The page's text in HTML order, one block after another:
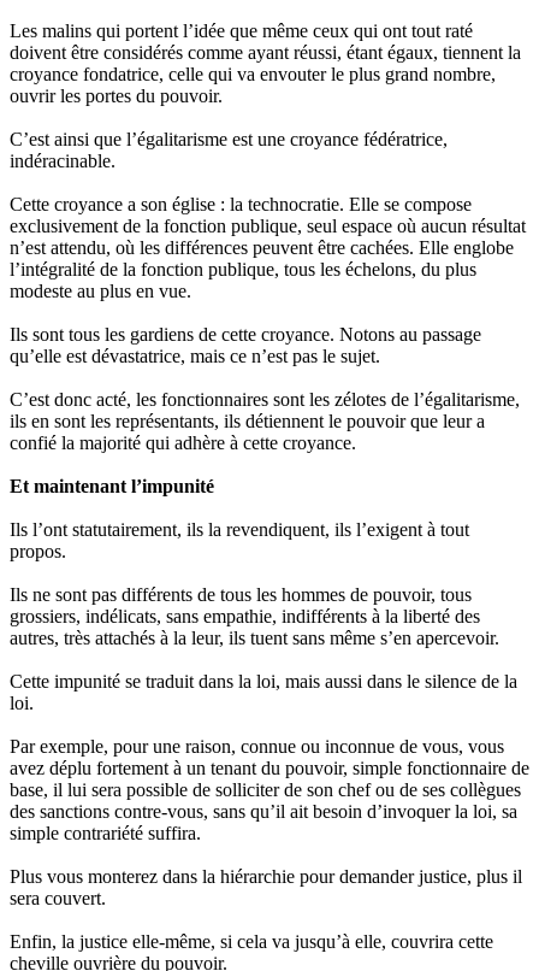
Les malins qui portent l’idée que même ceux qui ont tout raté
doivent être considérés comme ayant réussi, étant égaux, tiennent la
croyance fondatrice, celle qui va envouter le plus grand nombre,
ouvrir les portes du pouvoir.
C’est ainsi que l’égalitarisme est une croyance fédératrice,
indéracinable.
Cette croyance a son église : la technocratie. Elle se compose
exclusivement de la fonction publique, seul espace où aucun résultat
n’est attendu, où les différences peuvent être cachées. Elle englobe
l’intégralité de la fonction publique, tous les échelons, du plus
modeste au plus en vue.
Ils sont tous les gardiens de cette croyance. Notons au passage
qu’elle est dévastatrice, mais ce n’est pas le sujet.
C’est donc acté, les fonctionnaires sont les zélotes de l’égalitarisme,
ils en sont les représentants, ils détiennent le pouvoir que leur a
confié la majorité qui adhère à cette croyance.
Et maintenant l’impunité
Ils l’ont statutairement, ils la revendiquent, ils l’exigent à tout
propos.
Ils ne sont pas différents de tous les hommes de pouvoir, tous
grossiers, indélicats, sans empathie, indifférents à la liberté des
autres, très attachés à la leur, ils tuent sans même s’en apercevoir.
Cette impunité se traduit dans la loi, mais aussi dans le silence de la
loi.
Par exemple, pour une raison, connue ou inconnue de vous, vous
avez déplu fortement à un tenant du pouvoir, simple fonctionnaire de
base, il lui sera possible de solliciter de son chef ou de ses collègues
des sanctions contre-vous, sans qu’il ait besoin d’invoquer la loi, sa
simple contrariété suffira.
Plus vous monterez dans la hiérarchie pour demander justice, plus il
sera couvert.
Enfin, la justice elle-même, si cela va jusqu’à elle, couvrira cette
cheville ouvrière du pouvoir.